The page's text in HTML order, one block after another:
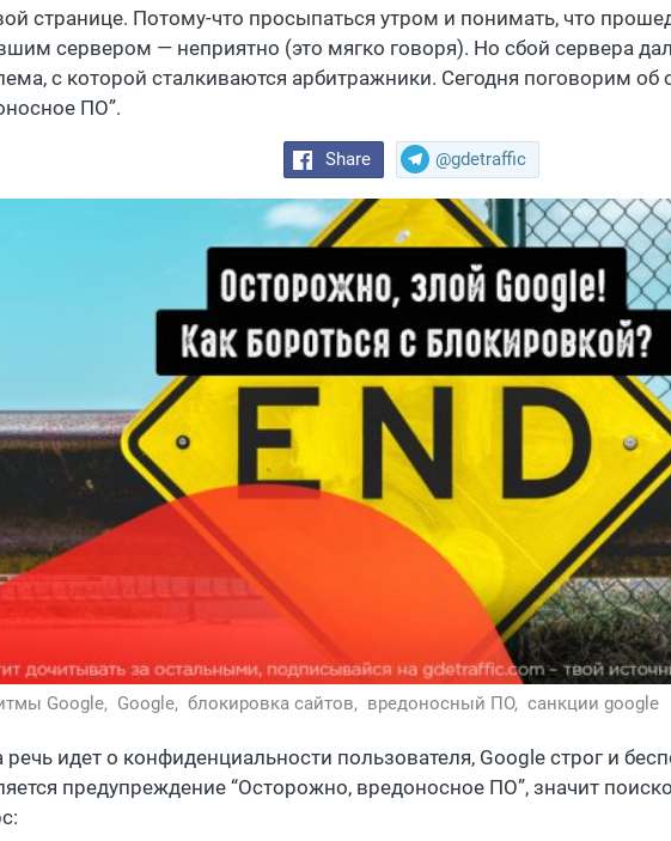
странице. Потому-что просыпаться утром и понимать, что
сервером — неприятно (это мягко говоря). Но сбой сервера
с которой сталкиваются арбитражники. Сегодня поговорим
ПО”.
Share @gdetraffic
Google, Google, блокировка сайтов, вредоносный ПО, санкции google
речь идет о конфиденциальности пользователя, Google строг и
предупреждение “Осторожно, вредоносное ПО”, значит